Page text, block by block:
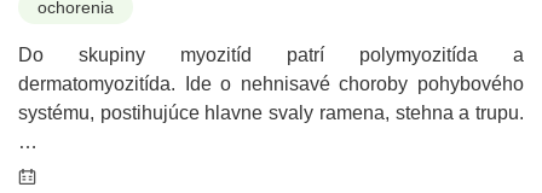
ochorenia
Do skupiny myozitíd patrí polymyozitída a
dermatomyozitída. Ide o nehnisavé choroby pohybového
systému, postihujúce hlavne svaly ramena, stehna a trupu.
…